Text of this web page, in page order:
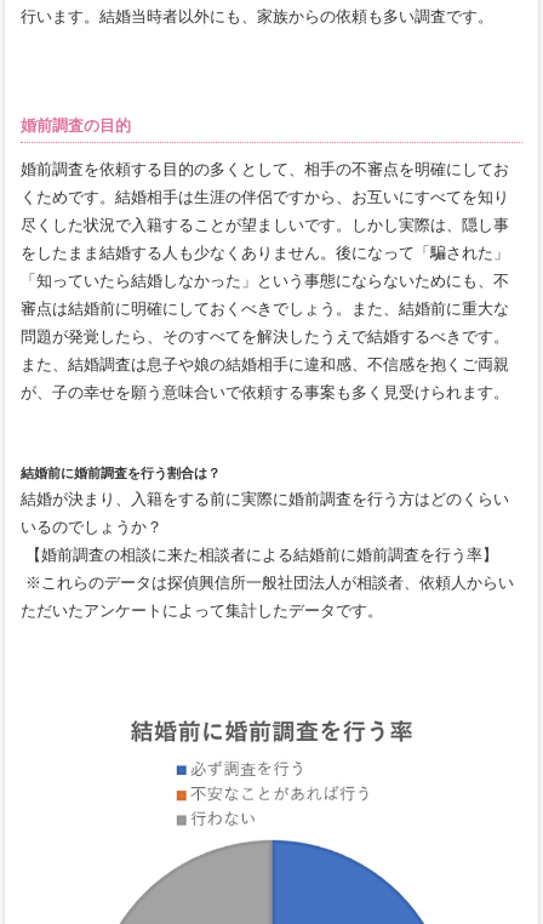
行います。結婚当時者以外にも、家族からの依頼も多い調査です。
婚前調査の目的
婚前調査を依頼する目的の多くとして、相手の不審点を明確にしてお
くためです。結婚相手は生涯の伴侶ですから、お互いにすべてを知り
尽くした状況で入籍することが望ましいです。しかし実際は、隠し事
をしたまま結婚する人も少なくありません。後になって「騙された」
「知っていたら結婚しなかった」という事態にならないためにも、不
審点は結婚前に明確にしておくべきでしょう。また、結婚前に重大な
問題が発覚したら、そのすべてを解決したうえで結婚するべきです。
また、結婚調査は息子や娘の結婚相手に違和感、不信感を抱くご両親
が、子の幸せを願う意味合いで依頼する事案も多く見受けられます。
結婚前に婚前調査を行う割合は？
結婚が決まり、入籍をする前に実際に婚前調査を行う方はどのくらい
いるのでしょうか？
【婚前調査の相談に来た相談者による結婚前に婚前調査を行う率】
※これらのデータは探偵興信所一般社団法人が相談者、依頼人からい
ただいたアンケートによって集計したデータです。